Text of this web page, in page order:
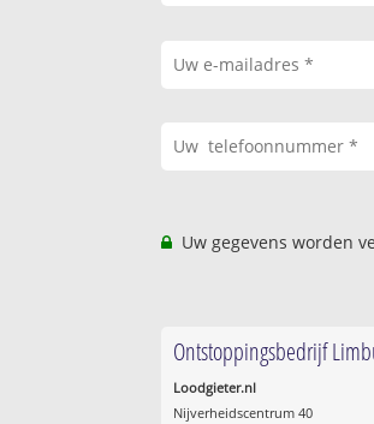
Uw gegevens worden
Ontstoppingsbedrijf
Loodgieter.nl
Nijverheidscentrum 40